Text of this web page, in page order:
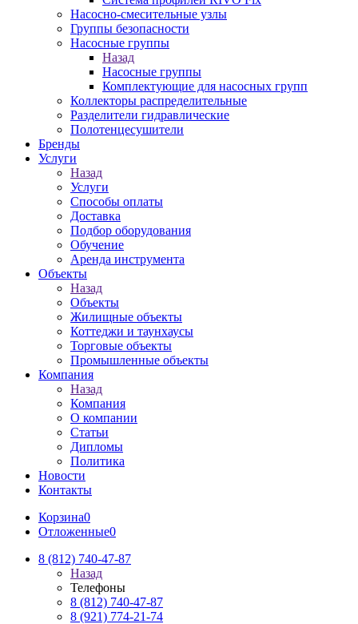
Насосно-смесительные узлы
Группы безопасности
Насосные группы
Назад
Насосные группы
Комплектующие для насосных групп
Коллекторы распределительные
Разделители гидравлические
Полотенцесушители
Бренды
Услуги
Назад
Услуги
Способы оплаты
Доставка
Подбор оборудования
Обучение
Аренда инструмента
Объекты
Назад
Объекты
Жилищные объекты
Коттеджи и таунхаусы
Торговые объекты
Промышленные объекты
Компания
Назад
Компания
О компании
Статьи
Дипломы
Политика
Новости
Контакты
Корзина0
Отложенные0
8 (812) 740-47-87
Назад
Телефоны
8 (812) 740-47-87
8 (921) 774-21-74